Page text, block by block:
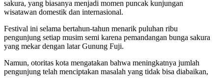
sakura, yang biasanya menjadi momen puncak kunjungan
wisatawan domestik dan internasional.
Festival ini selama bertahun-tahun menarik puluhan ribu
pengunjung setiap musim semi karena pemandangan bunga sakura
yang mekar dengan latar Gunung Fuji.
Namun, otoritas kota mengatakan bahwa meningkatnya jumlah
pengunjung telah menciptakan masalah yang tidak bisa diabaikan,